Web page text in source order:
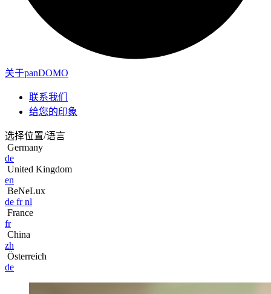
关于panDOMO
联系我们
给您的印象
选择位置/语言
Germany
de
United Kingdom
en
BeNeLux
de frnl
France
fr
China
zh
Österreich
de